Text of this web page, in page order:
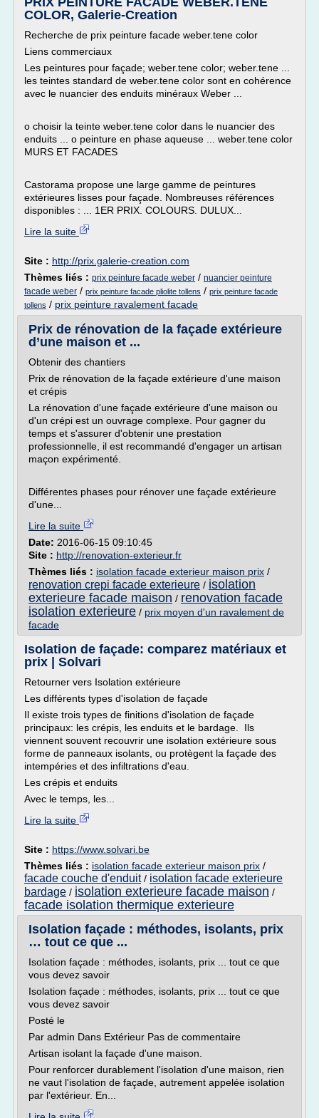
COLOR, Galerie-Creation
Recherche de prix peinture facade weber.tene color
Liens commerciaux
Les peintures pour façade; weber.tene color; weber.tene ...
les teintes standard de weber.tene color sont en cohérence
avec le nuancier des enduits minéraux Weber ...
o choisir la teinte weber.tene color dans le nuancier des
enduits ... o peinture en phase aqueuse ... weber.tene color
MURS ET FACADES
Castorama propose une large gamme de peintures
extérieures lisses pour façade. Nombreuses références
disponibles : ... 1ER PRIX. COLOURS. DULUX...
Lire la suite
Site : http://prix.galerie-creation.com
Thèmes liés : prix peinture facade weber / nuancier peinture
facade weber / prix peinture facade pliolite tollens / prix peinture facade
tollens / prix peinture ravalement facade
Prix de rénovation de la façade extérieure
d’une maison et ...
Obtenir des chantiers
Prix de rénovation de la façade extérieure d'une maison
et crépis
La rénovation d'une façade extérieure d'une maison ou
d'un crépi est un ouvrage complexe. Pour gagner du
temps et s'assurer d'obtenir une prestation
professionnelle, il est recommandé d'engager un artisan
maçon expérimenté.
Différentes phases pour rénover une façade extérieure
d'une...
Lire la suite
Date: 2016-06-15 09:10:45
Site : http://renovation-exterieur.fr
Thèmes liés : isolation facade exterieur maison prix /
renovation crepi facade exterieure / isolation
exterieure facade maison / renovation facade
isolation exterieure / prix moyen d'un ravalement de
facade
Isolation de façade: comparez matériaux et
prix | Solvari
Retourner vers Isolation extérieure
Les différents types d'isolation de façade
Il existe trois types de finitions d'isolation de façade
principaux: les crépis, les enduits et le bardage. Ils
viennent souvent recouvrir une isolation extérieure sous
forme de panneaux isolants, ou protègent la façade des
intempéries et des infiltrations d'eau.
Les crépis et enduits
Avec le temps, les...
Lire la suite
Site : https://www.solvari.be
Thèmes liés : isolation facade exterieur maison prix /
facade couche d'enduit/ isolation facade exterieure
bardage / isolation exterieure facade maison /
facade isolation thermique exterieure
Isolation façade : méthodes, isolants, prix
… tout ce que ...
Isolation façade : méthodes, isolants, prix ... tout ce que
vous devez savoir
Isolation façade : méthodes, isolants, prix ... tout ce que
vous devez savoir
Posté le
Par admin Dans Extérieur Pas de commentaire
Artisan isolant la façade d'une maison.
Pour renforcer durablement l'isolation d'une maison, rien
ne vaut l'isolation de façade, autrement appelée isolation
par l'extérieur. En...